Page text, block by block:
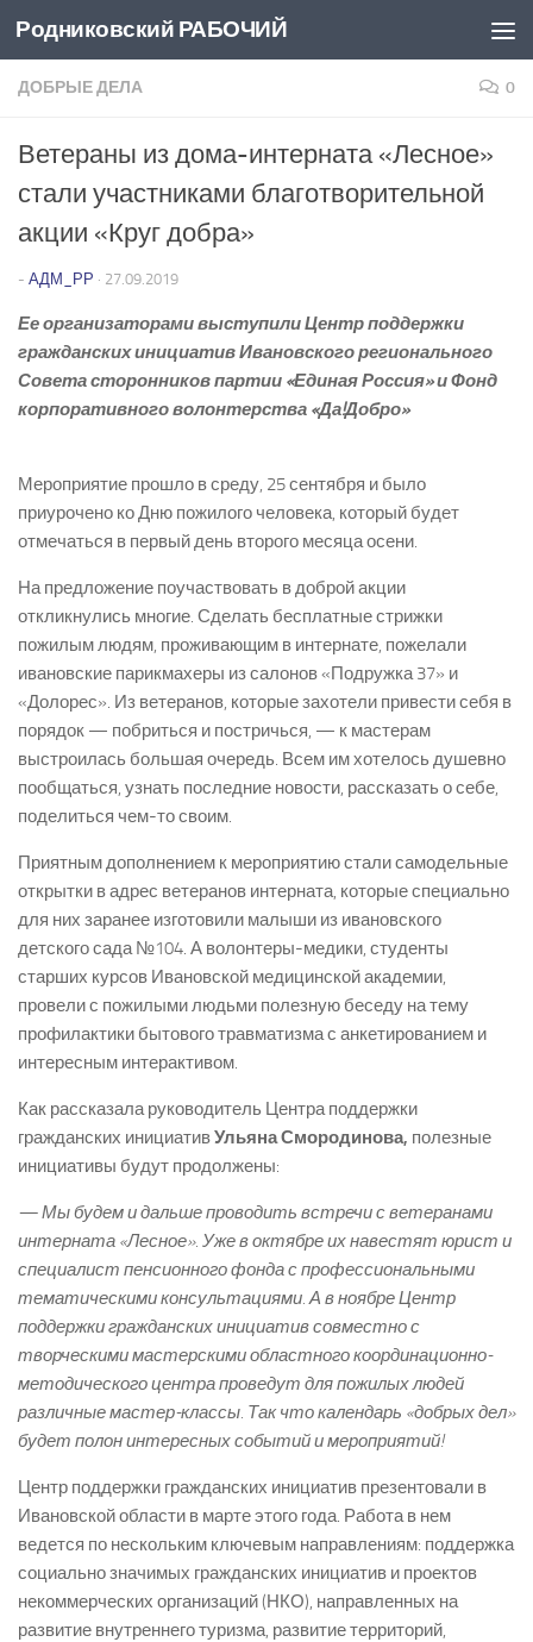
Перейти к содержимому
Родниковский РАБОЧИЙ
ДОБРЫЕ ДЕЛА 0
Ветераны из дома-интерната «Лесное»
стали участниками благотворительной
акции «Круг добра»
- АДМ_РР · 27.09.2019
Ее организаторами выступили Центр поддержки
гражданских инициатив Ивановского регионального
Совета сторонников партии «Единая Россия» и Фонд
корпоративного волонтерства «Да!Добро»
Мероприятие прошло в среду, 25 сентября и было
приурочено ко Дню пожилого человека, который будет
отмечаться в первый день второго месяца осени.
На предложение поучаствовать в доброй акции
откликнулись многие. Сделать бесплатные стрижки
пожилым людям, проживающим в интернате, пожелали
ивановские парикмахеры из салонов «Подружка 37» и
«Долорес». Из ветеранов, которые захотели привести себя в
порядок — побриться и постричься, — к мастерам
выстроилась большая очередь. Всем им хотелось душевно
пообщаться, узнать последние новости, рассказать о себе,
поделиться чем-то своим.
Приятным дополнением к мероприятию стали самодельные
открытки в адрес ветеранов интерната, которые специально
для них заранее изготовили малыши из ивановского
детского сада №104. А волонтеры-медики, студенты
старших курсов Ивановской медицинской академии,
провели с пожилыми людьми полезную беседу на тему
профилактики бытового травматизма с анкетированием и
интересным интерактивом.
Как рассказала руководитель Центра поддержки
гражданских инициативУльяна Смородинова, полезные
инициативы будут продолжены:
— Мы будем и дальше проводить встречи с ветеранами
интерната «Лесное». Уже в октябре их навестят юрист и
специалист пенсионного фонда с профессиональными
тематическими консультациями. А в ноябре Центр
поддержки гражданских инициатив совместно с
творческими мастерскими областного координационно-
методического центра проведут для пожилых людей
различные мастер-классы. Так что календарь «добрых дел»
будет полон интересных событий и мероприятий!
Центр поддержки гражданских инициатив презентовали в
Ивановской области в марте этого года. Работа в нем
ведется по нескольким ключевым направлениям: поддержка
социально значимых гражданских инициатив и проектов
некоммерческих организаций (НКО), направленных на
развитие внутреннего туризма, развитие территорий,